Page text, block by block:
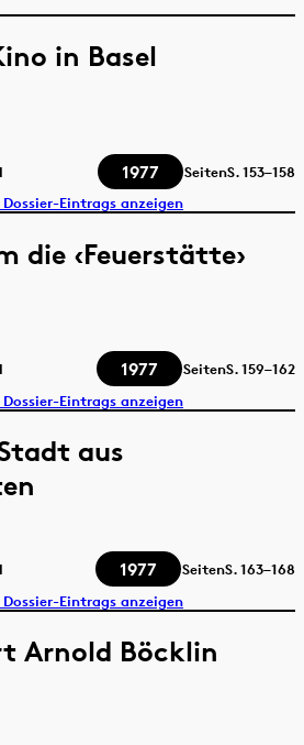
in Basel
1977 SeitenS.153–158
Eintrags anzeigen
die ‹Feuerstätte›
1977 SeitenS.159–162
Eintrags anzeigen
aus
1977 SeitenS.163–168
Eintrags anzeigen
Arnold Böcklin